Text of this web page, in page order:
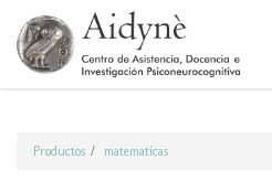
Productos matematicas